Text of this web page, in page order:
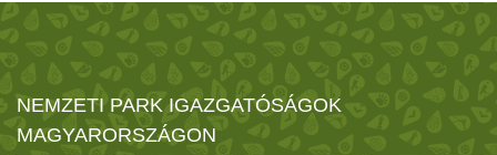
NEMZETI PARK IGAZGATÓSÁGOK
MAGYARORSZÁGON